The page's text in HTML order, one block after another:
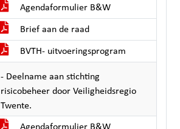
Agendaformulier B&W
Brief aan de raad
BVTH- uitvoeringsprogram
- Deelname aan stichting
risicobeheer door Veiligheidsregio
Twente.